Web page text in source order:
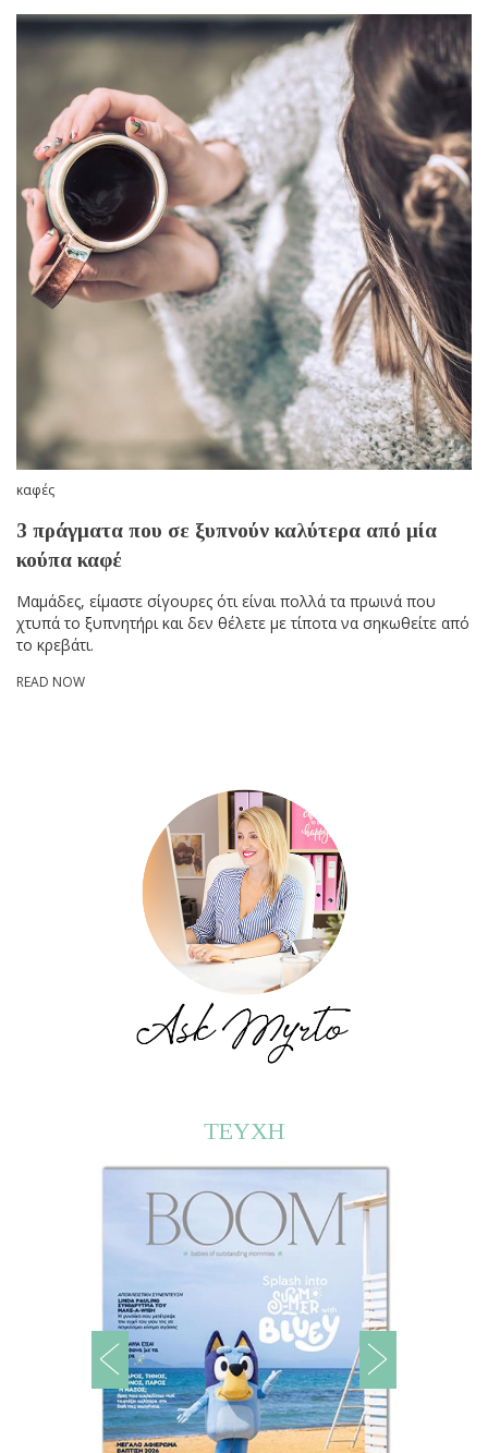
καφές
3 πράγματα που σε ξυπνούν καλύτερα από μία
κούπα καφέ
Μαμάδες, είμαστε σίγουρες ότι είναι πολλά τα πρωινά που
χτυπά το ξυπνητήρι και δεν θέλετε με τίποτα να σηκωθείτε από
το κρεβάτι.
READ NOW
ΤΕΥΧΗ